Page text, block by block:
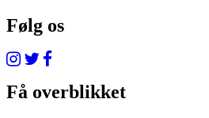
Følg os
Få overblikket